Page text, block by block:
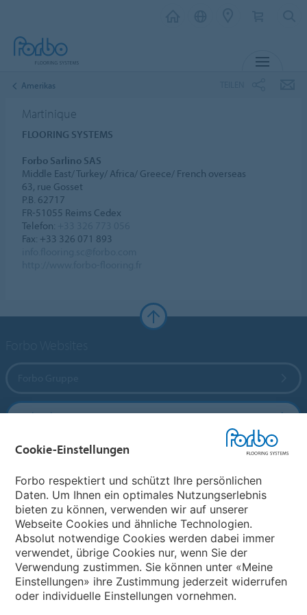
Amerikas
Martinique
FLOORING SYSTEMS
Forbo Sarlino SAS
Middle East/ Turkey/ Africa/ Greece/ French overseas
63, rue Gosset
P.B. 62717
FR-51055 Reims Cedex
Telefon:
Fax: +33 326 071 893
Forbo Flooring Systems
Forbo Movement Systems
Land auswählen
Land auswählen
Cookie-Einstellungen
Forbo respektiert und schützt Ihre persönlichen
Daten. Um Ihnen ein optimales Nutzungserlebnis
bieten zu können, verwenden wir auf unserer
Webseite Cookies und ähnliche Technologien.
Absolut notwendige Cookies werden dabei immer
verwendet, übrige Cookies nur, wenn Sie der
Verwendung zustimmen. Sie können unter «Meine
Einstellungen» ihre Zustimmung jederzeit widerrufen
oder individuelle Einstellungen vornehmen.